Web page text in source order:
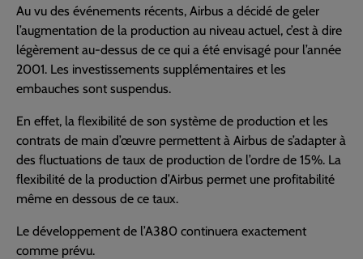
Au vu des événements récents, Airbus a décidé de geler
l’augmentation de la production au niveau actuel, c’est à dire
légèrement au-dessus de ce qui a été envisagé pour l’année
2001. Les investissements supplémentaires et les
embauches sont suspendus.
En effet, la flexibilité de son système de production et les
contrats de main d’œuvre permettent à Airbus de s’adapter à
des fluctuations de taux de production de l’ordre de 15%. La
flexibilité de la production d’Airbus permet une profitabilité
même en dessous de ce taux.
Le développement de l’A380 continuera exactement
comme prévu.